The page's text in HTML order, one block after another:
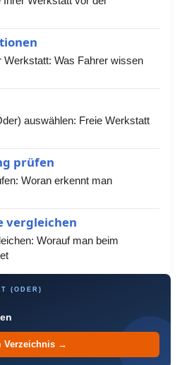
Werkstatt: Was Fahrer wissen
auswählen: Freie Werkstatt
prüfen
Woran erkennt man
vergleichen
Worauf man beim
(ODER)
Verzeichnis →